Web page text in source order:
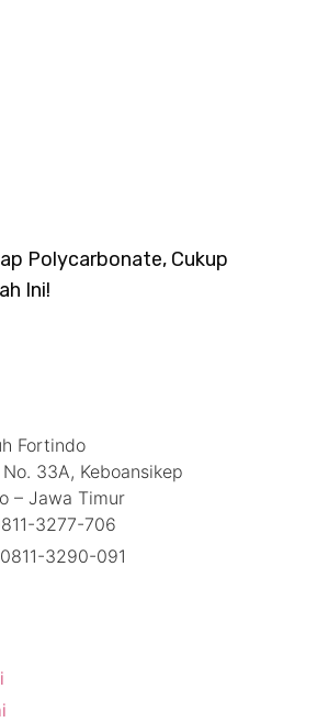
Polycarbonate, Cukup
Ini!
Fortindo
33A, Keboansikep
– Jawa Timur
3277-706
3290-091